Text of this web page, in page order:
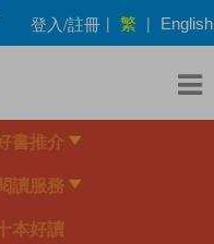
登入/註冊 | 繁 | English
書推介
讀服務
本好讀